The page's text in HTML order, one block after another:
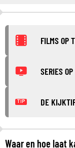
FILMS OP
SERIES
TIP DE
Waar en hoe laat